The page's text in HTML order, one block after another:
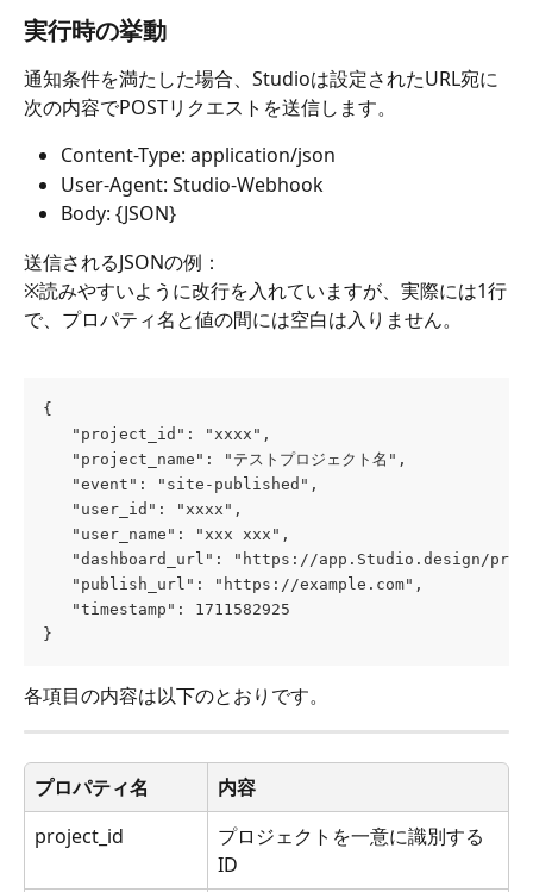
実行時の挙動
通知条件を満たした場合、Studioは設定されたURL宛に
次の内容でPOSTリクエストを送信します。
Content-Type: application/json
User-Agent: Studio-Webhook
Body: {JSON}
送信されるJSONの例：
※読みやすいように改行を入れていますが、実際には1行
で、プロパティ名と値の間には空白は入りません。
{
   "project_id": "xxxx",
   "project_name": "テストプロジェクト名",
   "event": "site-published",
   "user_id": "xxxx",
   "user_name": "xxx xxx",
"dashboard_url": "https://app.Studio.design/
   "publish_url": "https://example.com",
   "timestamp": 1711582925
}
各項目の内容は以下のとおりです。
プロパティ名
内容
project_id
プロジェクトを一意に識別する
ID